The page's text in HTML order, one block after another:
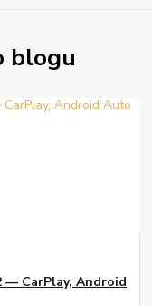
blogu
— CarPlay, Android